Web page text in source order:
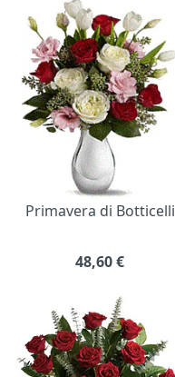
Primavera di Botticelli
48,60€